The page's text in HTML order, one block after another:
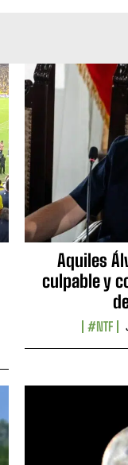
Aquiles
culpable y
#NTF